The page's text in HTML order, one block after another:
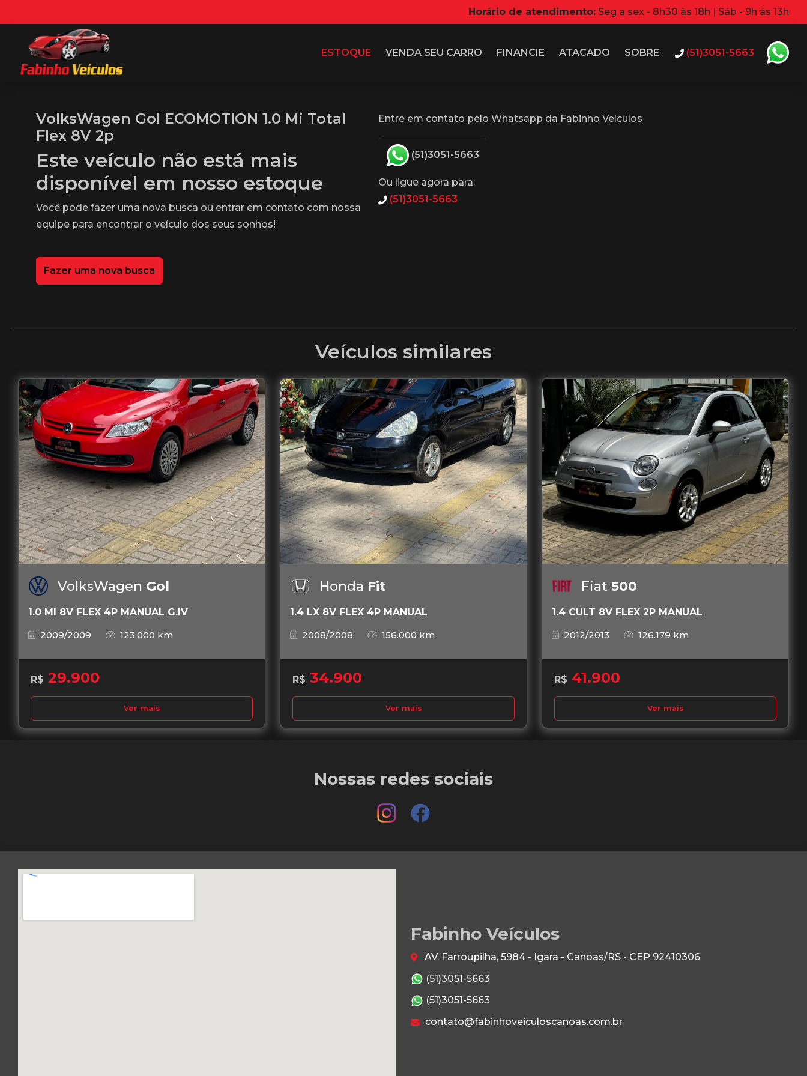
Horário de atendimento: Seg a sex - 8h30 às 18h | Sáb - 9h às 13h
ESTOQUE VENDA SEU CARRO FINANCIE ATACADO SOBRE (51)3051-5663
VolksWagen Gol ECOMOTION 1.0 Mi Total
Flex 8V 2p
Este veículo não está mais
disponível em nosso estoque
Você pode fazer uma nova busca ou entrar em contato com nossa
equipe para encontrar o veículo dos seus sonhos!
Fazer uma nova busca
Entre em contato pelo Whatsapp da Fabinho Veículos
(51)3051-5663
Ou ligue agora para:
(51)3051-5663
Veículos similares
VolksWagen Gol
1.0 MI 8V FLEX 4P MANUAL G.IV
2009/2009
123.000 km
R$ 29.900
Ver mais
Honda Fit
1.4 LX 8V FLEX 4P MANUAL
2008/2008
156.000 km
R$ 34.900
Ver mais
Fiat 500
1.4 CULT 8V FLEX 2P MANUAL
2012/2013
126.179 km
R$ 41.900
Ver mais
Nossas redes sociais
Fabinho Veículos
AV. Farroupilha, 5984 - Igara - Canoas/RS - CEP 92410306
(51)3051-5663
(51)3051-5663
contato@fabinhoveiculoscanoas.com.br